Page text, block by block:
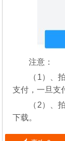
注意：
（1）、
支付，一旦支
（2）、
下载。